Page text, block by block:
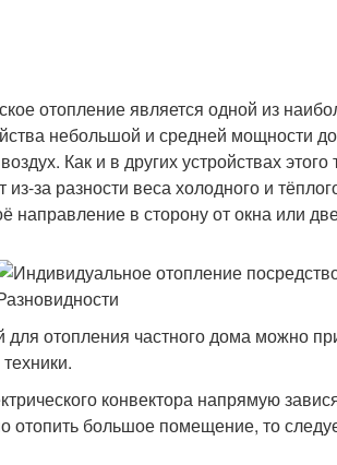
отопление является одной из
небольшой и средней мощности
Как и в других устройствах
за разности веса холодного и
направление в сторону от окна или
для отопления частного дома можно
конвектора напрямую
отопить большое помещение, то